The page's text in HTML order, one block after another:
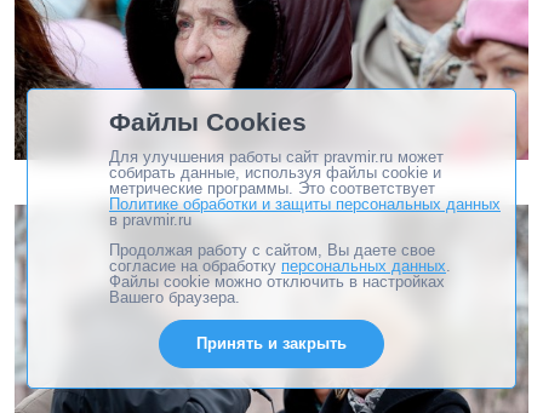
Файлы Cookies
Для улучшения работы сайт pravmir.ru может
собирать данные, используя файлы cookie и
метрические программы. Это соответствует
Политике обработки и защиты персональных данных
в pravmir.ru
Продолжая работу с сайтом, Вы даете свое
согласие на обработку персональных данных.
Файлы cookie можно отключить в настройках
Вашего браузера.
Принять и закрыть